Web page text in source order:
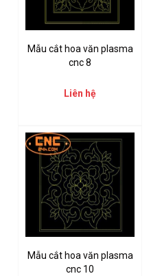
Mẫu cắt hoa văn plasma
cnc 8
Liên hệ
Mẫu cắt hoa văn plasma
cnc 10